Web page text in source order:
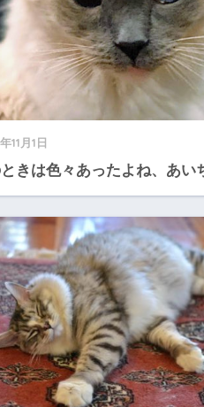
11月1日
きは色々あったよね、あい